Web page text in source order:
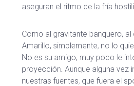
aseguran el ritmo de la fría
Como al gravitante banquero, al
Amarillo, simplemente, no lo
No es su amigo, muy poco le
proyección. Aunque alguna vez
nuestras fuentes, que fuera el